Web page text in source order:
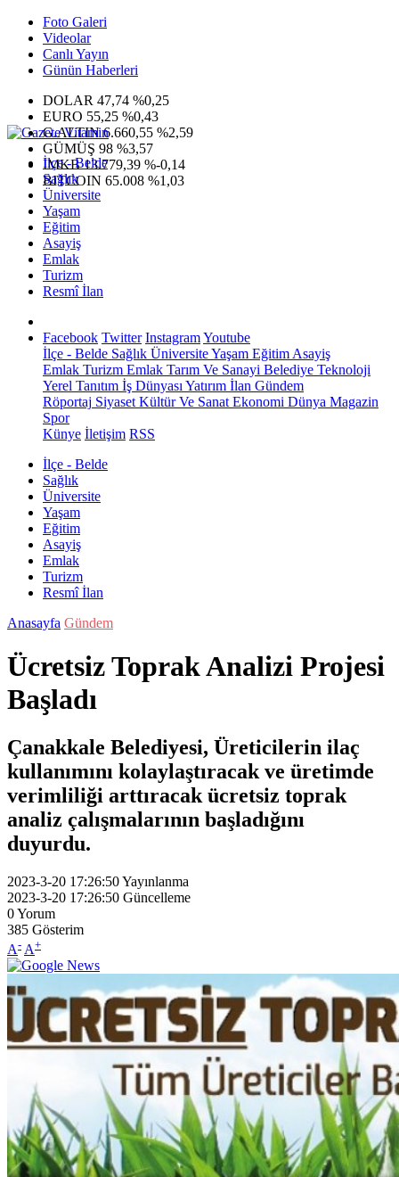
Foto Galeri
Videolar
Canlı Yayın
Günün Haberleri
DOLAR 47,74 %0,25
EURO 55,25 %0,43
G.ALTIN6.660,55 %2,59
GÜMÜŞ 98 %3,57
IMKB13.779,39 %-0,14
BITCOIN 65.008 %1,03
İlçe - Belde
Sağlık
Üniversite
Yaşam
Eğitim
Asayiş
Emlak
Turizm
Resmî İlan
Facebook Twitter InstagramYoutube
İlçe - Belde Sağlık ÜniversiteYaşam Eğitim Asayiş
Emlak Turizm Emlak Tarım Ve Sanayi Belediye Teknoloji
Yerel Tanıtım İş Dünyası Yatırım İlan Gündem
Röportaj Siyaset Kültür Ve Sanat Ekonomi Dünya Magazin
Spor
Künye İletişim RSS
İlçe - Belde
Sağlık
Üniversite
Yaşam
Eğitim
Asayiş
Emlak
Turizm
Resmî İlan
Anasayfa Gündem
Ücretsiz Toprak Analizi Projesi
Başladı
Çanakkale Belediyesi, Üreticilerin ilaç
kullanımını kolaylaştıracak ve üretimde
verimliliği arttıracak ücretsiz toprak
analiz çalışmalarının başladığını
duyurdu.
2023-3-20 17:26:50Yayınlanma
2023-3-20 17:26:50 Güncelleme
0Yorum
385 Gösterim
A- A+